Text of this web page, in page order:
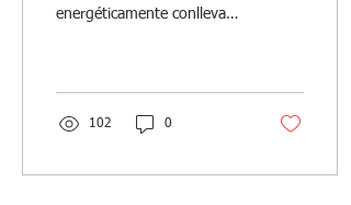
energéticamente conlleva
102 0